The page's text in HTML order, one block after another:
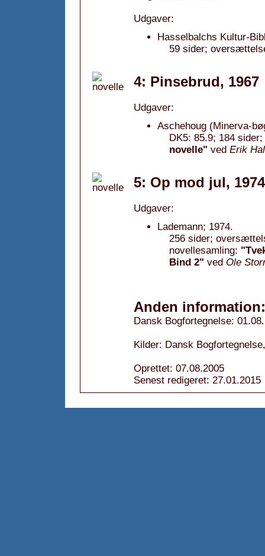
Udgaver:
Hasselbalchs Kultur-
59 sider;
4: Pinsebrud, 1967
Udgaver:
Aschehoug (Minerva-
DK5: 85.9; 184
novelle" ved Erik
5: Op mod jul, 1974
Udgaver:
Lademann; 1974.
256 sider;
novellesamling:
Bind 2" ved Ole
Anden information:
Dansk Bogfortegnelse:
Kilder: Dansk
Oprettet: 07.08.2005
Senest redigeret: 27.01.2015